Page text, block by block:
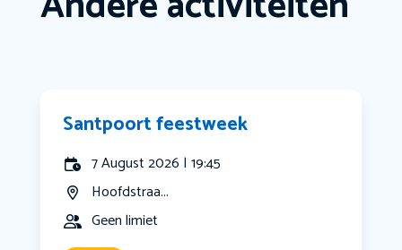
Santpoort feestweek
7 August 2026 | 19:45
Hoofdstraa...
Geen limiet